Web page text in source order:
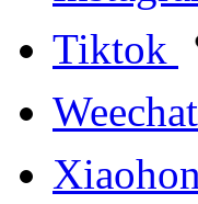
Tiktok
Weechat